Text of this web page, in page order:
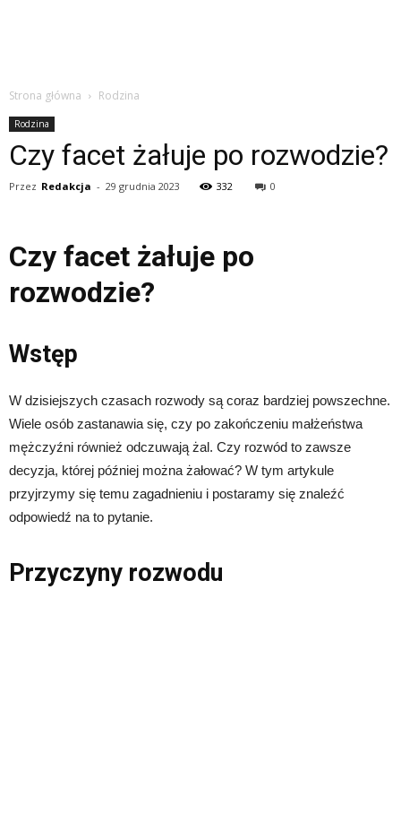
Strona główna Rodzina
Rodzina
Czy facet żałuje po rozwodzie?
Przez Redakcja - 29 grudnia 2023 332 0
Czy facet żałuje po
rozwodzie?
Wstęp
W dzisiejszych czasach rozwody są coraz bardziej powszechne.
Wiele osób zastanawia się, czy po zakończeniu małżeństwa
mężczyźni również odczuwają żal. Czy rozwód to zawsze
decyzja, której później można żałować? W tym artykule
przyjrzymy się temu zagadnieniu i postaramy się znaleźć
odpowiedź na to pytanie.
Przyczyny rozwodu